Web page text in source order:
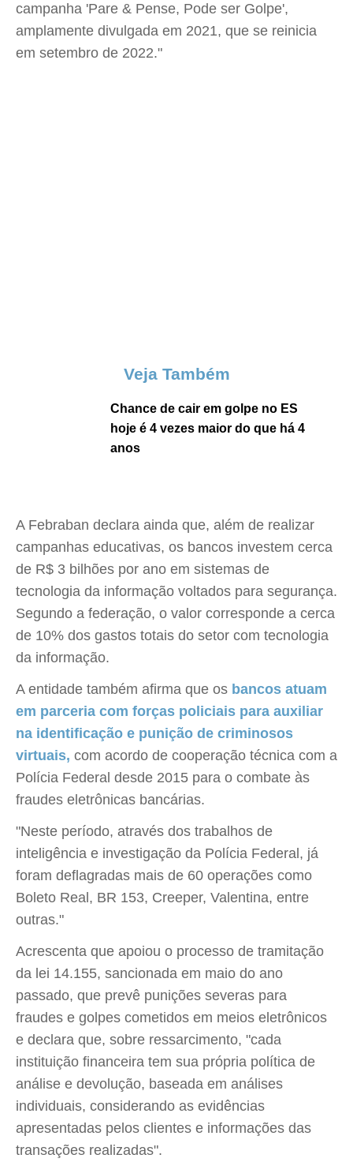
campanha 'Pare & Pense, Pode ser Golpe',
amplamente divulgada em 2021, que se reinicia
em setembro de 2022."
Veja Também
Chance de cair em golpe no ES
hoje é 4 vezes maior do que há 4
anos
A Febraban declara ainda que, além de realizar
campanhas educativas, os bancos investem cerca
de R$ 3 bilhões por ano em sistemas de
tecnologia da informação voltados para segurança.
Segundo a federação, o valor corresponde a cerca
de 10% dos gastos totais do setor com tecnologia
da informação.
A entidade também afirma que os bancos atuam
em parceria com forças policiais para auxiliar
na identificação e punição de criminosos
virtuais, com acordo de cooperação técnica com a
Polícia Federal desde 2015 para o combate às
fraudes eletrônicas bancárias.
"Neste período, através dos trabalhos de
inteligência e investigação da Polícia Federal, já
foram deflagradas mais de 60 operações como
Boleto Real, BR 153, Creeper, Valentina, entre
outras."
Acrescenta que apoiou o processo de tramitação
da lei 14.155, sancionada em maio do ano
passado, que prevê punições severas para
fraudes e golpes cometidos em meios eletrônicos
e declara que, sobre ressarcimento, "cada
instituição financeira tem sua própria política de
análise e devolução, baseada em análises
individuais, considerando as evidências
apresentadas pelos clientes e informações das
transações realizadas".